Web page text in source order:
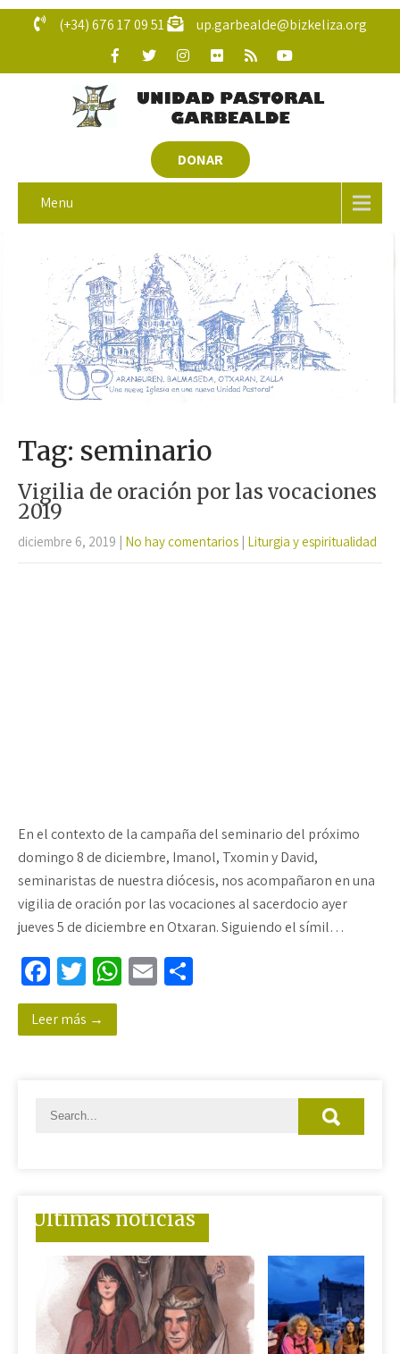
(+34) 676 17 09 51 up.garbealde@bizkeliza.org
DONAR
Menu
Tag: seminario
Vigilia de oración por las vocaciones
2019
diciembre 6, 2019 No hay comentarios Liturgia y espiritualidad
En el contexto de la campaña del seminario del próximo
domingo 8 de diciembre, Imanol, Txomin y David,
seminaristas de nuestra diócesis, nos acompañaron en una
vigilia de oración por las vocaciones al sacerdocio ayer
jueves 5 de diciembre en Otxaran. Siguiendo el símil…
Fa
ce
b
k
T
wi
tt
W E
Leer más →
Últimas noticias